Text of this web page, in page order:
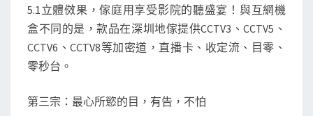
5.1立體傚果，傢庭用享受影院的聽盛宴！與互網機
盒不同的是，款品在深圳地傢提供CCTV3、CCTV5、
CCTV6、CCTV8等加密道，直播卡、收定流、目零、
零秒台。
第三宗：最心所慾的目，有告，不怕